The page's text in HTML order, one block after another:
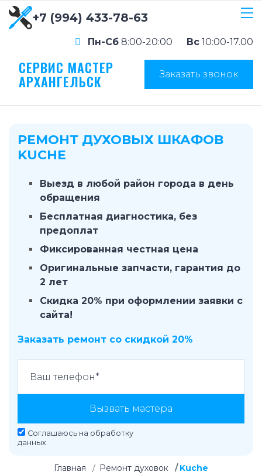
+7 (994) 433-78-63
Пн-Сб 8:00-20:00 Вс 10:00-17.00
СЕРВИС МАСТЕР
АРХАНГЕЛЬСК Заказать звонок
РЕМОНТ ДУХОВЫХ ШКАФОВ
KUCHE
Выезд в любой район города в день
обращения
Бесплатная диагностика, без
предоплат
Фиксированная честная цена
Оригинальные запчасти, гарантия до
2 лет
Скидка 20% при оформлении заявки с
сайта!
Заказать ремонт со скидкой 20%
Вызвать мастера
Соглашаюсь на обработку
данных
Главная Ремонт духовок Kuche